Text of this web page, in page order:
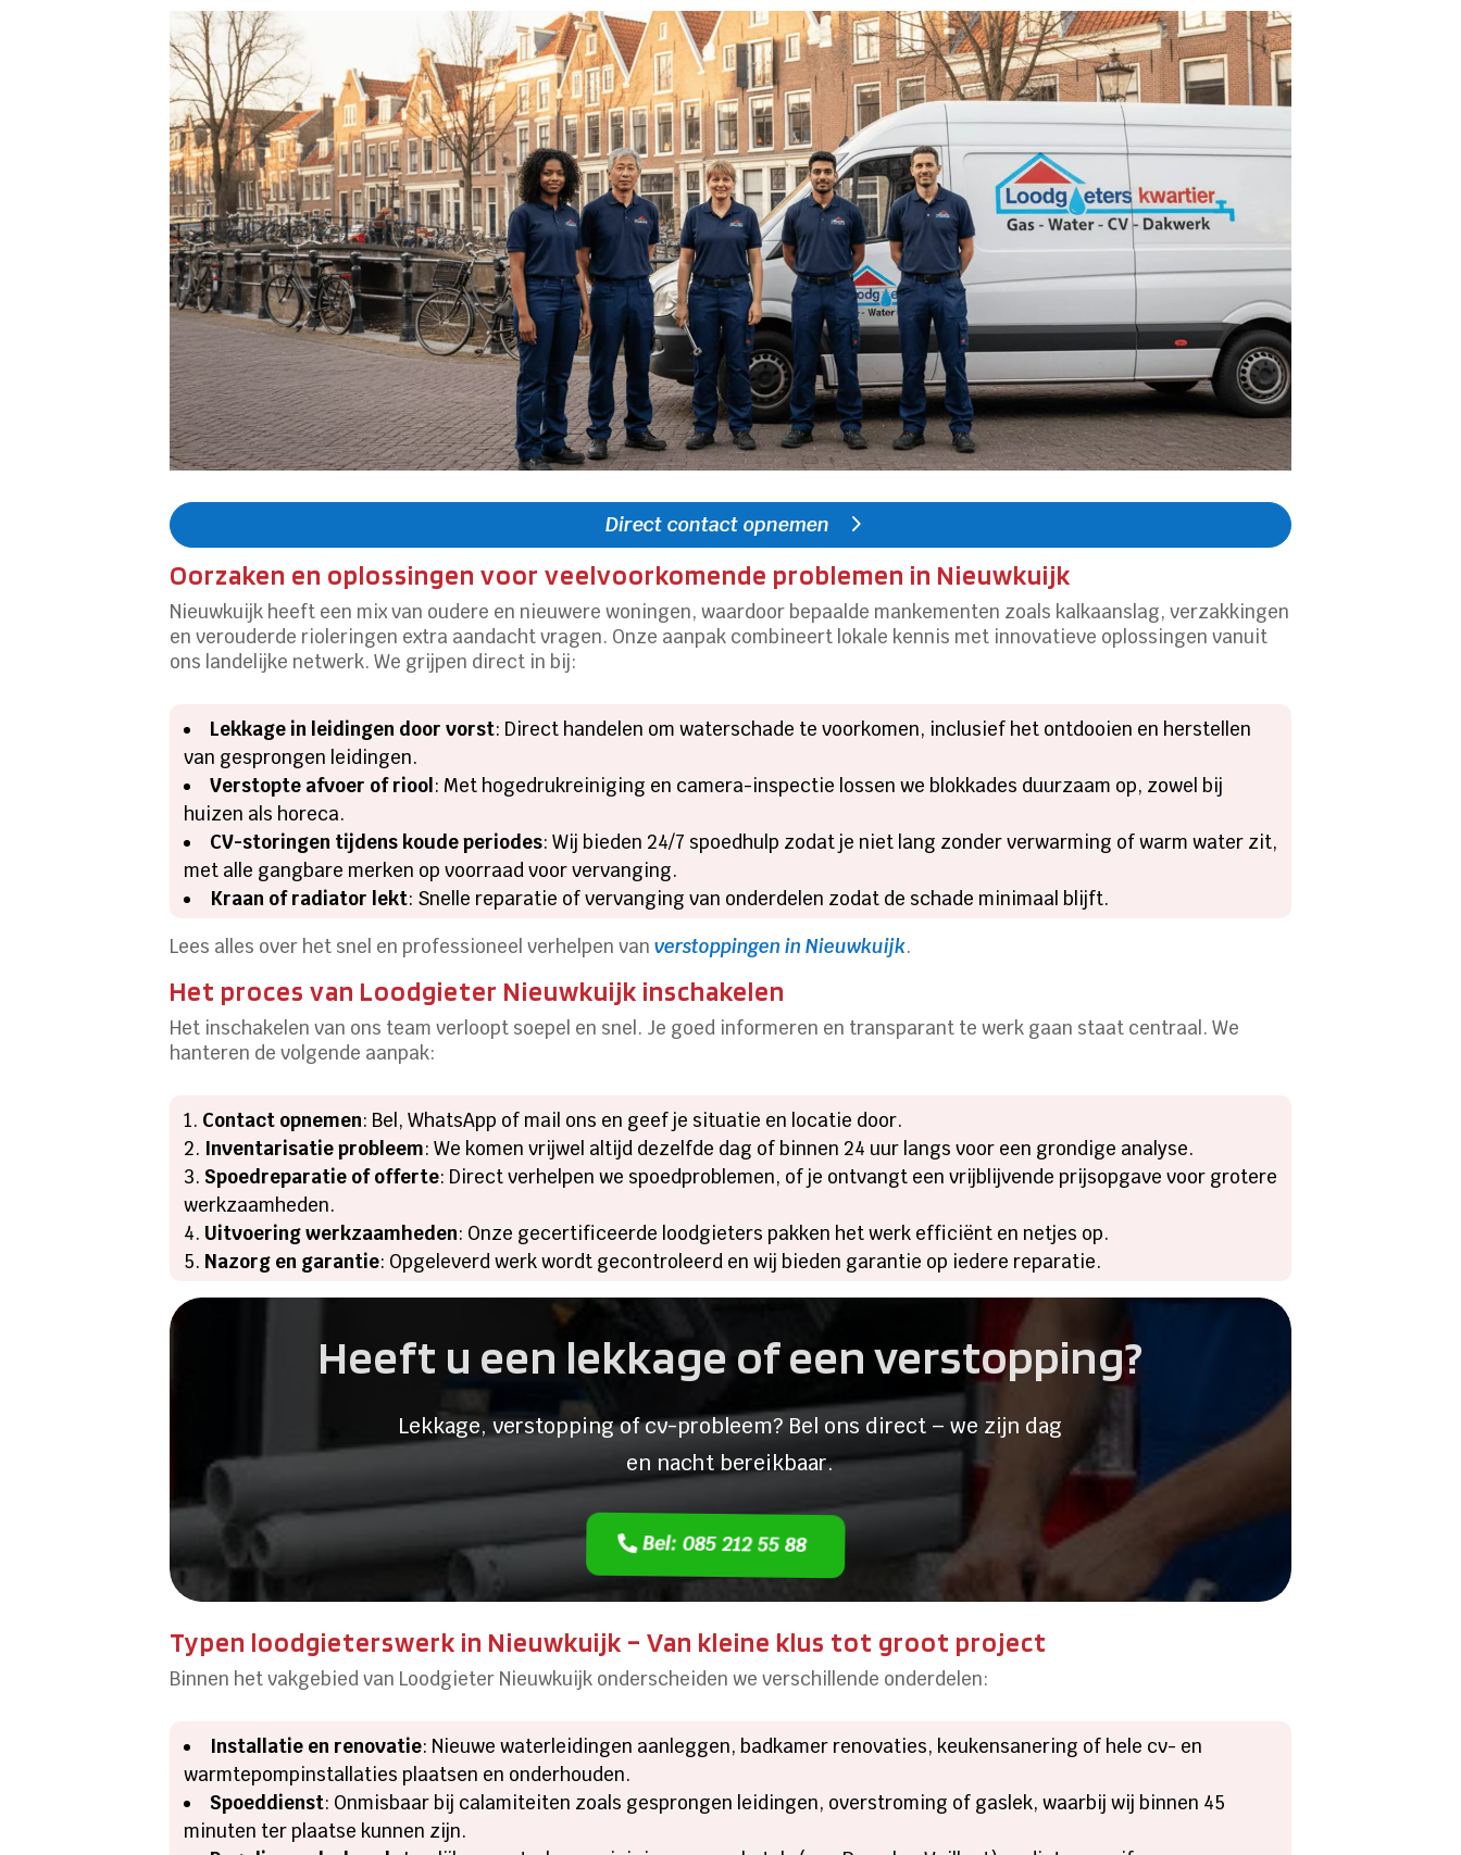
Direct contact opnemen
Oorzaken en oplossingen voor veelvoorkomende problemen in Nieuwkuijk
Nieuwkuijk heeft een mix van oudere en nieuwere woningen, waardoor bepaalde mankementen zoals kalkaanslag, verzakkingen
en verouderde rioleringen extra aandacht vragen. Onze aanpak combineert lokale kennis met innovatieve oplossingen vanuit
ons landelijke netwerk. We grijpen direct in bij:
Lekkage in leidingen door vorst: Direct handelen om waterschade te voorkomen, inclusief het ontdooien en herstellen
van gesprongen leidingen.
Verstopte afvoer of riool : Met hogedrukreiniging en camera-inspectie lossen we blokkades duurzaam op, zowel bij
huizen als horeca.
CV-storingen tijdens koude periodes: Wij bieden 24/7 spoedhulp zodat je niet lang zonder verwarming of warm water zit,
met alle gangbare merken op voorraad voor vervanging.
Kraan of radiator lekt: Snelle reparatie of vervanging van onderdelen zodat de schade minimaal blijft.
Lees alles over het snel en professioneel verhelpen vanverstoppingen in Nieuwkuijk.
Het proces van Loodgieter Nieuwkuijk inschakelen
Het inschakelen van ons team verloopt soepel en snel. Je goed informeren en transparant te werk gaan staat centraal. We
hanteren de volgende aanpak:
Contact opnemen: Bel, WhatsApp of mail ons en geef je situatie en locatie door.
Inventarisatie probleem: We komen vrijwel altijd dezelfde dag of binnen 24 uur langs voor een grondige analyse.
Spoedreparatie of offerte: Direct verhelpen we spoedproblemen, of je ontvangt een vrijblijvende prijsopgave voor grotere
werkzaamheden.
Uitvoering werkzaamheden: Onze gecertificeerde loodgieters pakken het werk efficiënt en netjes op.
Nazorg en garantie: Opgeleverd werk wordt gecontroleerd en wij bieden garantie op iedere reparatie.
Heeft u een lekkage of een verstopping?
Lekkage, verstopping of cv-probleem? Bel ons direct – we zijn dag
en nacht bereikbaar.
Bel: 085 212 55 88
Typen loodgieterswerk in Nieuwkuijk – Van kleine klus tot groot project
Binnen het vakgebied van Loodgieter Nieuwkuijk onderscheiden we verschillende onderdelen:
Installatie en renovatie: Nieuwe waterleidingen aanleggen, badkamer renovaties, keukensanering of hele cv- en
warmtepompinstallaties plaatsen en onderhouden.
Spoeddienst: Onmisbaar bij calamiteiten zoals gesprongen leidingen, overstroming of gaslek, waarbij wij binnen 45
minuten ter plaatse kunnen zijn.